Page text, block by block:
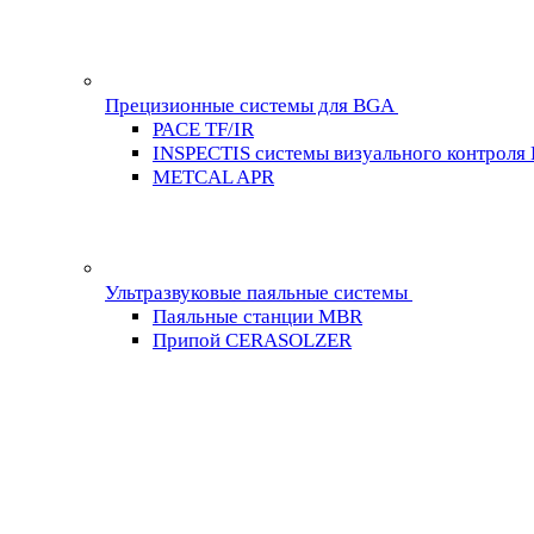
Прецизионные системы для BGA
PACE TF/IR
INSPECTIS системы визуального контроля
METCAL APR
Ультразвуковые паяльные системы
Паяльные станции MBR
Припой CERASOLZER